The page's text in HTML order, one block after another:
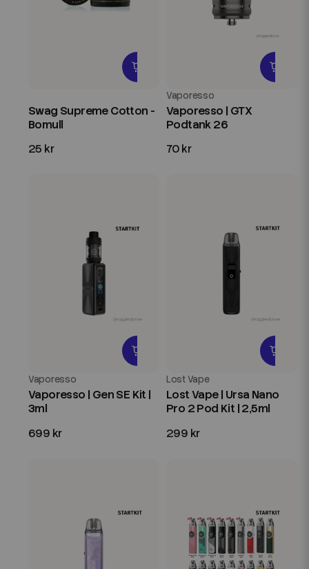
Swag Supreme Cotton -
Bomull
25 kr
Vaporesso
Vaporesso | GTX
Podtank 26
70 kr
Vaporesso
Vaporesso | Gen SE Kit |
3ml
699 kr
Lost Vape
Lost Vape | Ursa Nano
Pro 2 Pod Kit | 2,5ml
299 kr